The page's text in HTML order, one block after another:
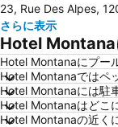
Lac Léman
Natural history
Noël des Alpes
Pâquis
Champel
23, Rue Des Alpes,
さらに表示
Hotel Montana
Hotel Montanaにプー
Hotel Montanaではペ
Hotel Montanaには駐
Hotel Montanaはどこ
Hotel Montanaの近く